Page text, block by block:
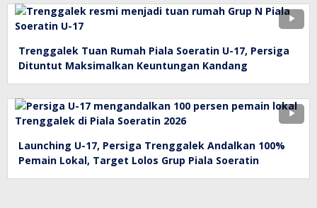
Trenggalek Tuan Rumah Piala Soeratin U-17, Persiga
Dituntut Maksimalkan Keuntungan Kandang
Launching U-17, Persiga Trenggalek Andalkan 100%
Pemain Lokal, Target Lolos Grup Piala Soeratin